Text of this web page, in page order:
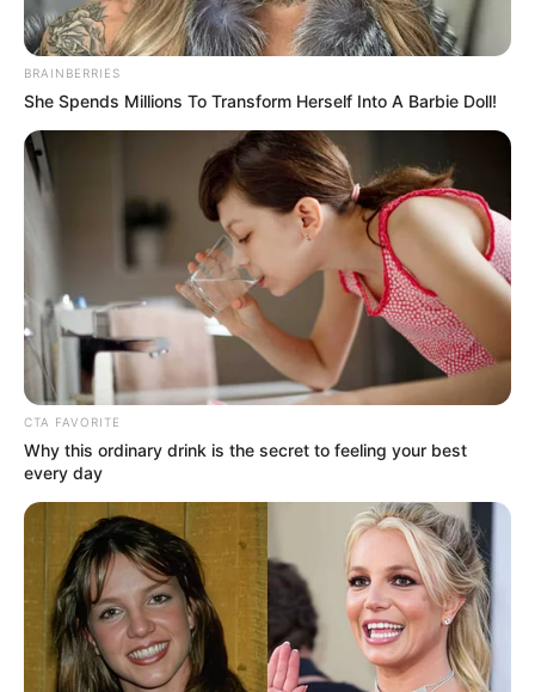
Penulis Naskah: Jang Yoo Yun, Choi Yoo Jung
Rumah Produksi: Kakao M, WhyNot Media
Channel TV: KakaoTV, Netflix
Jumlah Episode: 24 Episode
Masa Tayang: 28 Desember 2020 – 20 Februari 2021
Jadwal Tayang: Senin, Kamis, Sabtu Pukul 17.00 KST atau
BRAINBERRIES
She Spends Millions To Transform Herself Into A Barbie Doll!
CTA FAVORITE
Why this ordinary drink is the secret to feeling your best
every day